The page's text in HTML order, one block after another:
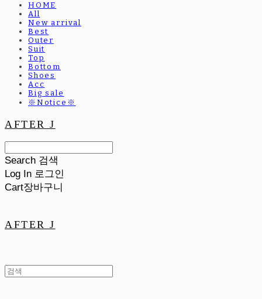
HOME
All
New arrival
Best
Outer
Suit
Top
Bottom
Shoes
Acc
Big sale
※Notice※
AFTER J
Search 검색
Log In 로그인
Cart장바구니
AFTER J